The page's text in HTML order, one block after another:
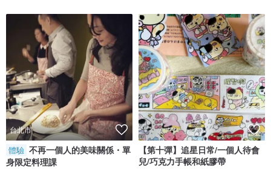
台北市
體驗 不再一個人的美味關係・單
身限定料理課
【第十彈】追星日常/一個人待會
兒/巧克力手帳和紙膠帶